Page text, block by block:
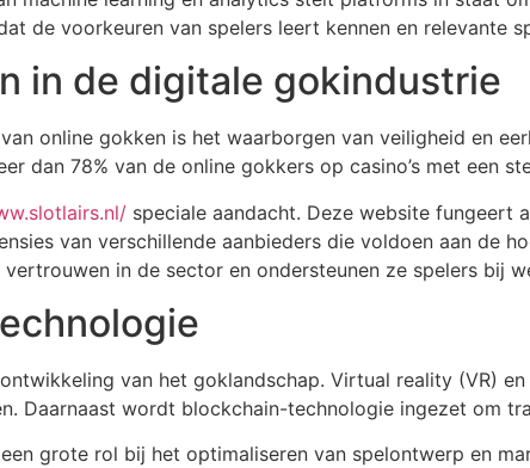
de voorkeuren van spelers leert kennen en
in de digitale gokindustrie
online gokken is het waarborgen van veiligheid en
dan 78% van de online gokkers op casino’s met een
speciale aandacht. Deze website fungeert
van verschillende aanbieders die voldoen aan de
in de sector en ondersteunen ze spelers bij
van het goklandschap. Virtual reality (VR)
Daarnaast wordt blockchain-technologie ingezet om
grote rol bij het optimaliseren van spelontwerp en